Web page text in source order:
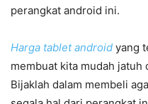
perangkat android ini.
Harga tablet android yang
membuat kita mudah jatuh
Bijaklah dalam membeli